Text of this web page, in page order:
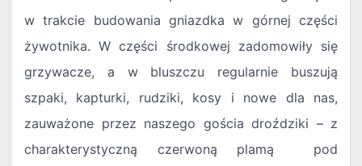
w trakcie budowania gniazdka w górnej części
żywotnika. W części środkowej zadomowiły się
grzywacze, a w bluszczu regularnie buszują
szpaki, kapturki, rudziki, kosy i nowe dla nas,
zauważone przez naszego gościa droździki – z
charakterystyczną czerwoną plamą pod